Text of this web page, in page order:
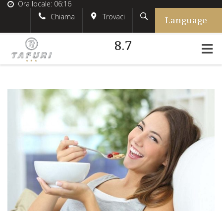
tafurihotel
+39.348.5618233
#tafurihotel
Cerca
German
France
Italian
Ora locale: 06:16
Chiama
Trovaci Language
8.7